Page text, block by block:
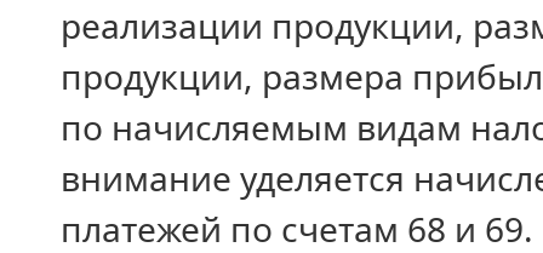
реализации продукции,
продукции, размера
по начисляемым видам
внимание уделяется
платежей по счетам 68 и 69.